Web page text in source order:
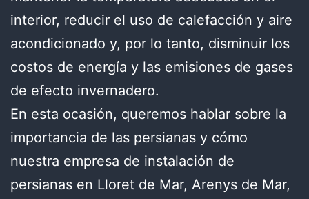
interior, reducir el uso de calefacción y aire
acondicionado y, por lo tanto, disminuir los
costos de energía y las emisiones de gases
de efecto invernadero.
En esta ocasión, queremos hablar sobre la
importancia de las persianas y cómo
nuestra empresa de instalación de
persianas en Lloret de Mar, Arenys de Mar,